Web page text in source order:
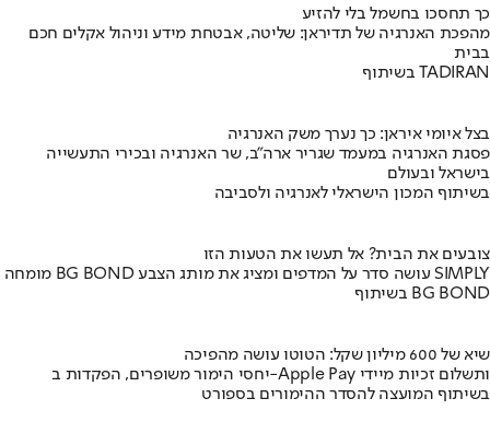
כך תחסכו בחשמל בלי להזיע
מהפכת האנרגיה של תדיראן: שליטה, אבטחת מידע וניהול אקלים חכם
בבית
בשיתוף TADIRAN
בצל איומי איראן: כך נערך משק האנרגיה
פסגת האנרגיה במעמד שגריר ארה"ב, שר האנרגיה ובכירי התעשייה
בישראל ובעולם
בשיתוף המכון הישראלי לאנרגיה ולסביבה
צובעים את הבית? אל תעשו את הטעות הזו
מומחה BG BOND עושה סדר על המדפים ומציג את מותג הצבע SIMPLY
בשיתוף BG BOND
שיא של 600 מיליון שקל: הטוטו עושה מהפיכה
יחסי הימור משופרים, הפקדות ב-Apple Pay ותשלום זכיות מיידי
בשיתוף המועצה להסדר ההימורים בספורט